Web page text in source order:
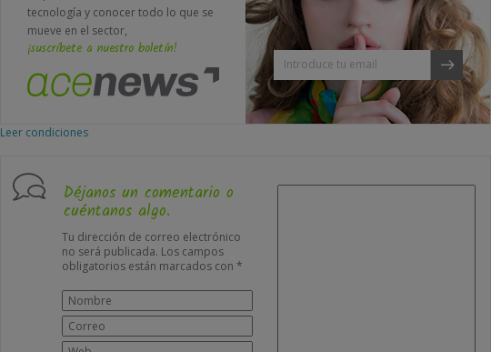
tecnología y conocer todo lo que se
mueve en el sector,
¡suscríbete a nuestro boletín!
Leer condiciones
Déjanos un comentario o
cuéntanos algo.
Tu dirección de correo electrónico
no será publicada. Los campos
obligatorios están marcados con *